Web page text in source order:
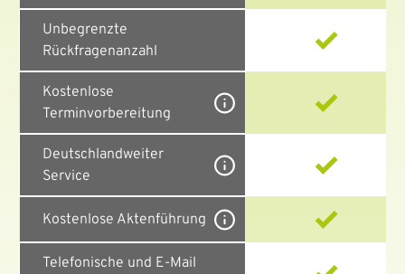
Unbegrenzte
Rückfragenanzahl
Kostenlose
Terminvorbereitung
Deutschlandweiter
Service
Kostenlose Aktenführung
Telefonische und E-Mail